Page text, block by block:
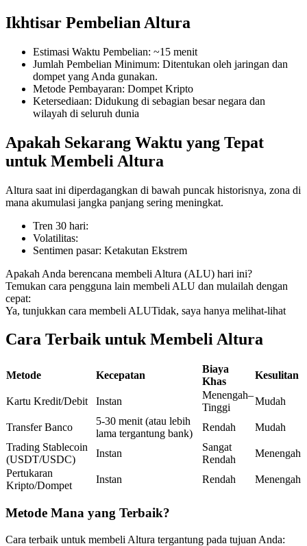
COIN-M Berjangka
Mata Uang Kripto Berjangka
TradFi
USDC Berjangka
Kontrak berjangka menggunakan USDC sebagai jaminannya
Copy Trading
Bergabunglah dengan pedagang top
Ikhtisar Pembelian Altura
Estimasi Waktu Pembelian: ~15 menit
Jumlah Pembelian Minimum: Ditentukan oleh jaringan dan
dompet yang Anda gunakan.
Metode Pembayaran: Dompet Kripto
Ketersediaan: Didukung di sebagian besar negara dan
wilayah di seluruh dunia
Apakah Sekarang Waktu yang Tepat
untuk Membeli Altura
Altura saat ini diperdagangkan di bawah puncak historisnya, zona di
mana akumulasi jangka panjang sering meningkat.
Tren 30 hari:
Volatilitas:
Sentimen pasar: Ketakutan Ekstrem
Apakah Anda berencana membeli Altura (ALU) hari ini?
Temukan cara pengguna lain membeli ALU dan mulailah dengan
cepat:
Ya, tunjukkan cara membeli ALUTidak, saya hanya melihat-lihat
Cara Terbaik untuk Membeli Altura
Metode Kecepatan
Biaya
Khas
Kesulitan
Kartu Kredit/Debit Instan
Menengah–
Tinggi
Mudah
Transfer Banco
5-30 menit (atau lebih
lama tergantung bank)
Rendah
Mudah
Trading Stablecoin
(USDT/USDC)
Instan
Sangat
Rendah
Menengah
Pertukaran
Kripto/Dompet
Instan Rendah Menengah
Metode Mana yang Terbaik?
Cara terbaik untuk membeli Altura tergantung pada tujuan Anda: